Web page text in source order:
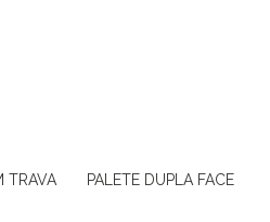
TRAVA PALETE DUPLA FACE